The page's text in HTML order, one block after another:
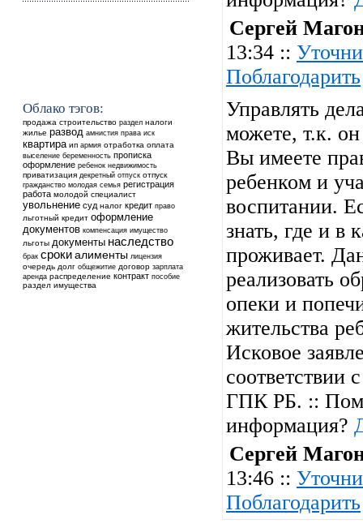
Облако тэгов:
продажа строительство раздел налоги
жилье развод амнистия права иск
квартира ип армия отработка оплата
выселение беременность прописка
оформление ребенок недвижимость
приватизация декретный отпуск отпуск
гражданство молодая семья регистрация
работа молодой специалист
увольнение суд налог кредит право
льготный кредит оформление
документов компенсация имущество
льготы документы наследство
брак сроки алименты лицензия
очередь долг общежитие договор зарплата
аренда распределение контракт пособие
раздел имущества
Сергей
13:34 ::
Поблагодарить
Управлять
можете, т.к.
Вы имеете
ребенком и
воспитании.
знать, где и в
проживает.
реализовать
опеки и
жительства
Исковое
соответствии
ГПК РБ. ::
информация?
Сергей
13:46 ::
Поблагодарить